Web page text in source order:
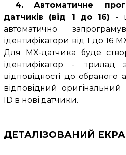
4.
Автоматичне
датчиків (від 1 до 16) -
автоматично
ідентифікатори від 1 до 16
Для MX-датчика буде
ідентифікатор - прилад
відповідності до обраного
відповідний
ID в нові датчики.
ДЕТАЛІЗОВАНИЙ